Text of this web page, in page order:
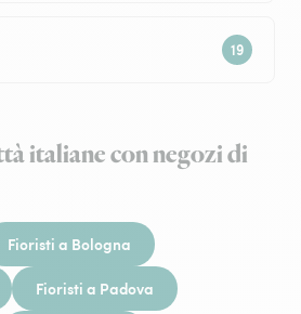
italiane con negozi di
Fioristi a Bologna
Fioristi a Padova